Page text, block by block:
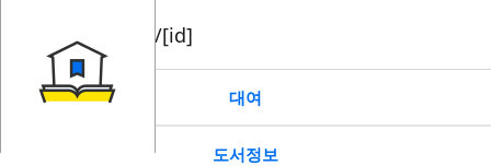
book/rent/[id]
대여
도서정보